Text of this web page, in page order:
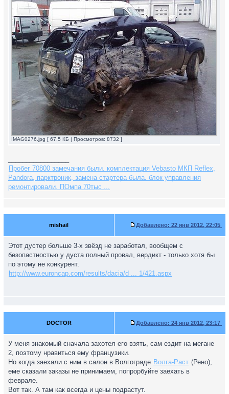
IMAG0276.jpg [ 67.5 КБ | Просмотров: 8732 ]
Пробег 70800 замечания были. комплектация Vebasto МКП Reflex,
Pandora, парктроник, замена стартера была. блок управления
ремонтировали. ПОмпа 70тыс ...
mishail Добавлено: 22 янв 2012, 22:05
Этот дустер больше 3-х звёзд не заработал, вообщем с
безопастностью у дуста полный провал, вердикт - только хотя бы
по этому не конкурент.
http://www.euroncap.com/results/dacia/d ... 1/421.aspx
DOCTOR Добавлено: 24 янв 2012, 23:17
У меня знакомый сначала захотел его взять, сам ездит на мегане
2, поэтому нравиться ему французики.
Но когда заехали с ним в салон в Волгограде Волга-Раст (Рено),
еме сказали заказы не принимаем, попрорбуйте заехать в
феврале.
Вот так. А там как всегда и цены подрастут.